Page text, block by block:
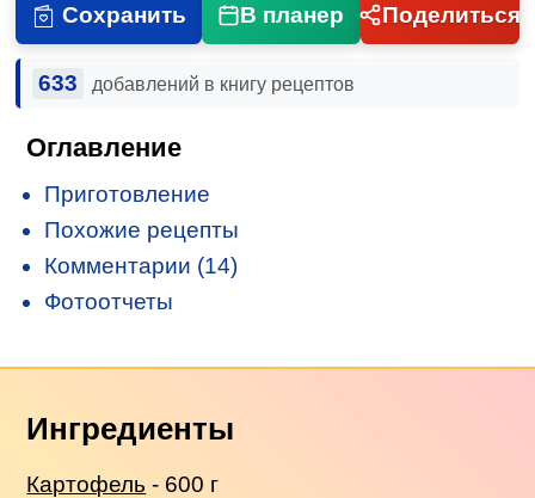
Сохранить В планер Поделиться
633 добавлений в книгу рецептов
Оглавление
Приготовление
Похожие рецепты
Комментарии (14)
Фотоотчеты
Ингредиенты
Картофель - 600 г